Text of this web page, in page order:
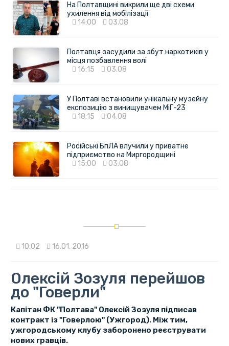
На Полтавщині викрили ще дві схеми
ухилення від мобілізації
14:00
03.08
Полтавця засудили за збут наркотиків у
місця позбавлення волі
16:15
03.08
У Полтаві встановили унікальну музейну
експозицію з винищувачем МіГ-23
18:15
04.08
Російські БпЛА влучили у приватне
підприємство на Миргородщині
15:00
03.08
10:02 16.01. 2016
Олексій Зозуля перейшов
до "Говерли"
Капітан ФК "Полтава" Олексій Зозуля підписав
контракт із "Говерлою" (Ужгород). Між тим,
ужгородському клубу заборонено реєструвати
нових гравців.